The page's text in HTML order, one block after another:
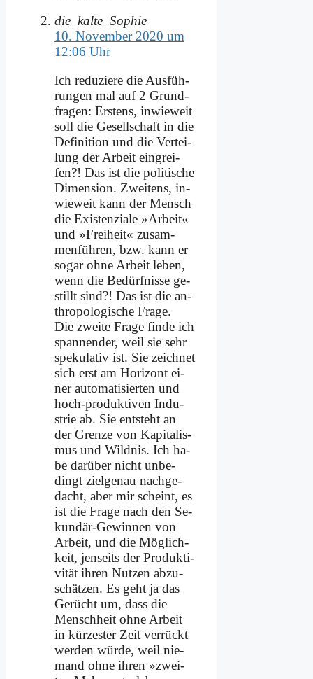
die_kalte_Sophie
10. November 2020 um
12:06 Uhr
Ich re­du­zie­re die Aus­füh­
run­gen mal auf 2 Grund­
fra­gen: Er­stens, in­wie­weit
soll die Ge­sell­schaft in die
De­fi­ni­ti­on und die Ver­tei­
lung der Ar­beit ein­grei­
fen?! Das ist die po­li­ti­sche
Di­men­si­on. Zwei­tens, in­
wie­weit kann der Mensch
die Exi­sten­zia­le »Ar­beit«
und »Frei­heit« zu­sam­
men­füh­ren, bzw. kann er
so­gar oh­ne Ar­beit le­ben,
wenn die Be­dürf­nis­se ge­
stillt sind?! Das ist die an­
thro­po­lo­gi­sche Fra­ge.
Die zwei­te Fra­ge fin­de ich
span­nen­der, weil sie sehr
spe­ku­la­tiv ist. Sie zeich­net
sich erst am Ho­ri­zont ei­
ner au­to­ma­ti­sier­ten und
hoch-pro­duk­ti­ven In­du­
strie ab. Sie ent­steht an
der Gren­ze von Ka­pi­ta­lis­
mus und Wild­nis. Ich ha­
be dar­über nicht un­be­
dingt ziel­ge­nau nach­ge­
dacht, aber mir scheint, es
ist die Fra­ge nach den Se­
kun­där-Ge­win­nen von
Ar­beit, und die Mög­lich­
keit, jen­seits der Pro­duk­ti­
vi­tät ih­ren Nut­zen ab­zu­
schät­zen. Es geht ja das
Ge­rücht um, dass die
Mensch­heit oh­ne Ar­beit
in kür­ze­ster Zeit ver­rückt
wer­den wür­de, weil nie­
mand oh­ne ih­ren »zwei­